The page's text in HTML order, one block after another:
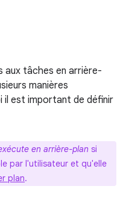
aux tâches en arrière-
manières
est important de définir
en arrière-plan si
par l'utilisateur et qu'elle
plan.